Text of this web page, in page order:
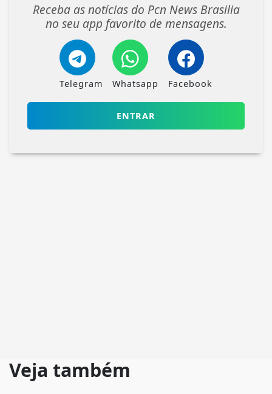
Receba as notícias do Pcn News Brasilia
no seu app favorito de mensagens.
Telegram Whatsapp Facebook
ENTRAR
Veja também